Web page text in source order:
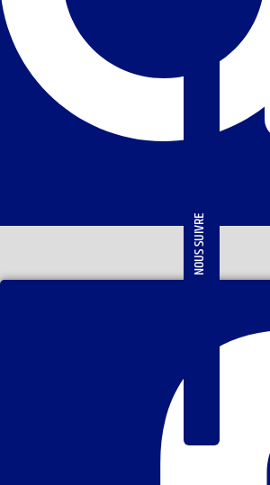
NOUS SUIVRE